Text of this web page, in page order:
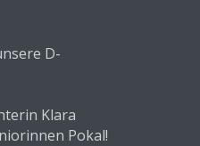
D-
Klara
Pokal!